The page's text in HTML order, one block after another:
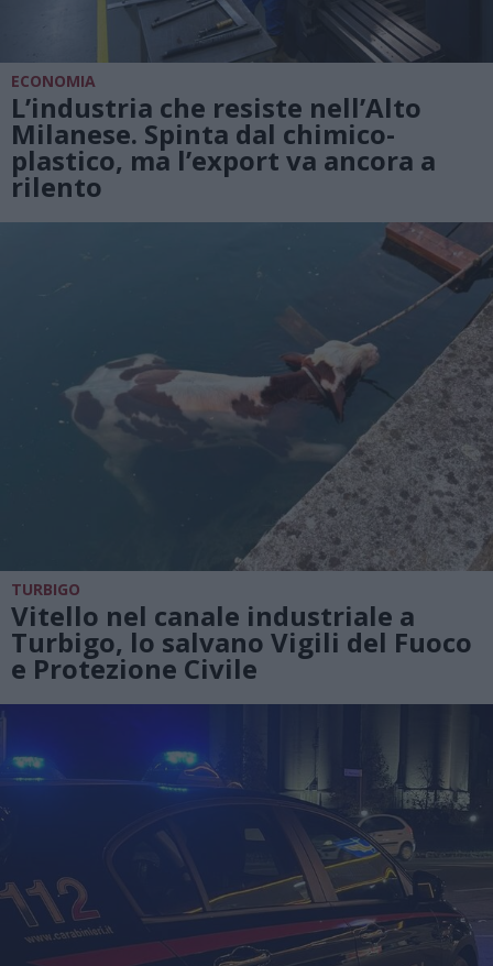
ECONOMIA
L’industria che resiste nell’Alto
Milanese. Spinta dal chimico-
plastico, ma l’export va ancora a
rilento
TURBIGO
Vitello nel canale industriale a
Turbigo, lo salvano Vigili del Fuoco
e Protezione Civile